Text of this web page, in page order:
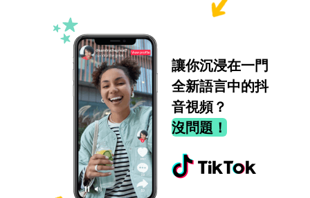
讓你沉浸在一門
全新語言中的抖
音視頻？
沒問題！